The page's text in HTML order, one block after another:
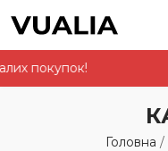
Головна /